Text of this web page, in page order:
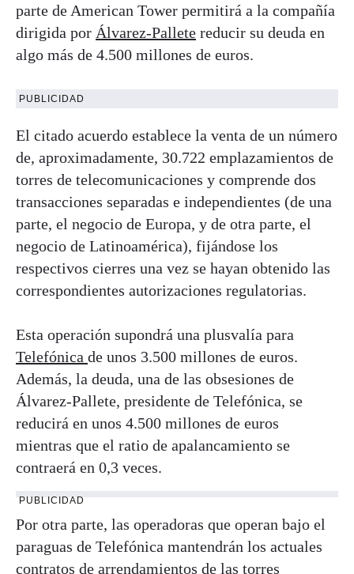
parte de American Tower permitirá a la compañía
dirigida por Álvarez-Pallete reducir su deuda en
algo más de 4.500 millones de euros.
PUBLICIDAD
El citado acuerdo establece la venta de un número
de, aproximadamente, 30.722 emplazamientos de
torres de telecomunicaciones y comprende dos
transacciones separadas e independientes (de una
parte, el negocio de Europa, y de otra parte, el
negocio de Latinoamérica), fijándose los
respectivos cierres una vez se hayan obtenido las
correspondientes autorizaciones regulatorias.
Esta operación supondrá una plusvalía para
Telefónica de unos 3.500 millones de euros.
Además, la deuda, una de las obsesiones de
Álvarez-Pallete, presidente de Telefónica, se
reducirá en unos 4.500 millones de euros
mientras que el ratio de apalancamiento se
contraerá en 0,3 veces.
PUBLICIDAD
Por otra parte, las operadoras que operan bajo el
paraguas de Telefónica mantendrán los actuales
contratos de arrendamientos de las torres